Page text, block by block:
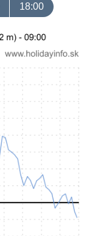
18:00